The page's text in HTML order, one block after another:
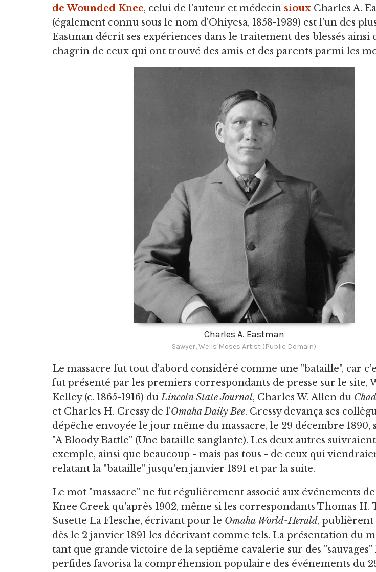
de Wounded Knee, celui de l'auteur et médecin sioux Charles A.
(également connu sous le nom d'Ohiyesa, 1858-1939) est l'un des
Eastman décrit ses expériences dans le traitement des blessés ainsi
chagrin de ceux qui ont trouvé des amis et des parents parmi les
Charles A. Eastman
Sawyer, Wells Moses Artist (Public Domain)
Le massacre fut tout d'abord considéré comme une "bataille", car
fut présenté par les premiers correspondants de presse sur le site,
Kelley (c. 1865-1916) duLincoln State Journal, Charles W. Allen du
et Charles H. Cressy de l'Omaha Daily Bee. Cressy devança ses
dépêche envoyée le jour même du massacre, le 29 décembre 1890,
"A Bloody Battle" (Une bataille sanglante). Les deux autres
exemple, ainsi que beaucoup - mais pas tous - de ceux qui
relatant la "bataille" jusqu'en janvier 1891 et par la suite.
Le mot "massacre" ne fut régulièrement associé aux événements
Knee Creek qu'après 1902, même si les correspondants Thomas H.
Susette La Flesche, écrivant pour le Omaha World-Herald, publièrent
dès le 2 janvier 1891 les décrivant comme tels. La présentation du
tant que grande victoire de la septième cavalerie sur des "sauvages"
perfides favorisa la compréhension populaire des événements du